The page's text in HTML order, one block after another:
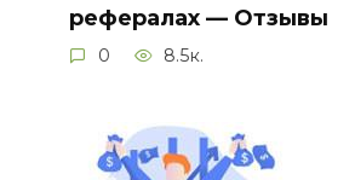
рефералах — Отзывы
0 8.5к.